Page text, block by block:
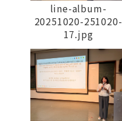
line-album-
20251020-251020-
17.jpg